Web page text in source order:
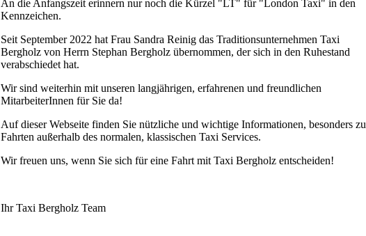
An die Anfangszeit erinnern nur noch die Kürzel "LT" für "London Taxi" in den
Kennzeichen.
Seit September 2022 hat Frau Sandra Reinig das Traditionsunternehmen Taxi
Bergholz von Herrn Stephan Bergholz übernommen, der sich in den Ruhestand
verabschiedet hat.
Wir sind weiterhin mit unseren langjährigen, erfahrenen und freundlichen
MitarbeiterInnen für Sie da!
Auf dieser Webseite finden Sie nützliche und wichtige Informationen, besonders zu
Fahrten außerhalb des normalen, klassischen Taxi Services.
Wir freuen uns, wenn Sie sich für eine Fahrt mit Taxi Bergholz entscheiden!
Ihr Taxi Bergholz Team